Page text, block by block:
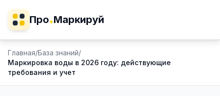
Про Маркируй
Главная/База знаний/
Маркировка воды в 2026 году: действующие
требования и учет